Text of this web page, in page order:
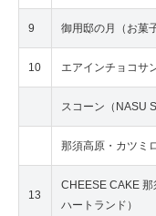
9 御用邸の月（お菓
10 エアインチョコサ
スコーン（NASU
那須高原・カツミ
13
CHEESE CAKE
ハートランド）